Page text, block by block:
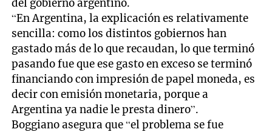
del gobierno argentino.
“En Argentina, la explicación es relativamente
sencilla: como los distintos gobiernos han
gastado más de lo que recaudan, lo que terminó
pasando fue que ese gasto en exceso se terminó
financiando con impresión de papel moneda, es
decir con emisión monetaria, porque a
Argentina ya nadie le presta dinero”.
Boggiano asegura que “el problema se fue